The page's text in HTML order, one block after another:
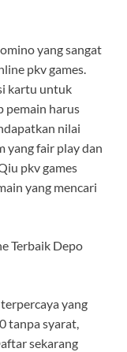
yang sangat
pkv games.
kartu untuk
pemain harus
nilai
yang fair play dan
pkv games
yang mencari
Terbaik Depo
yang
tanpa syarat,
sekarang